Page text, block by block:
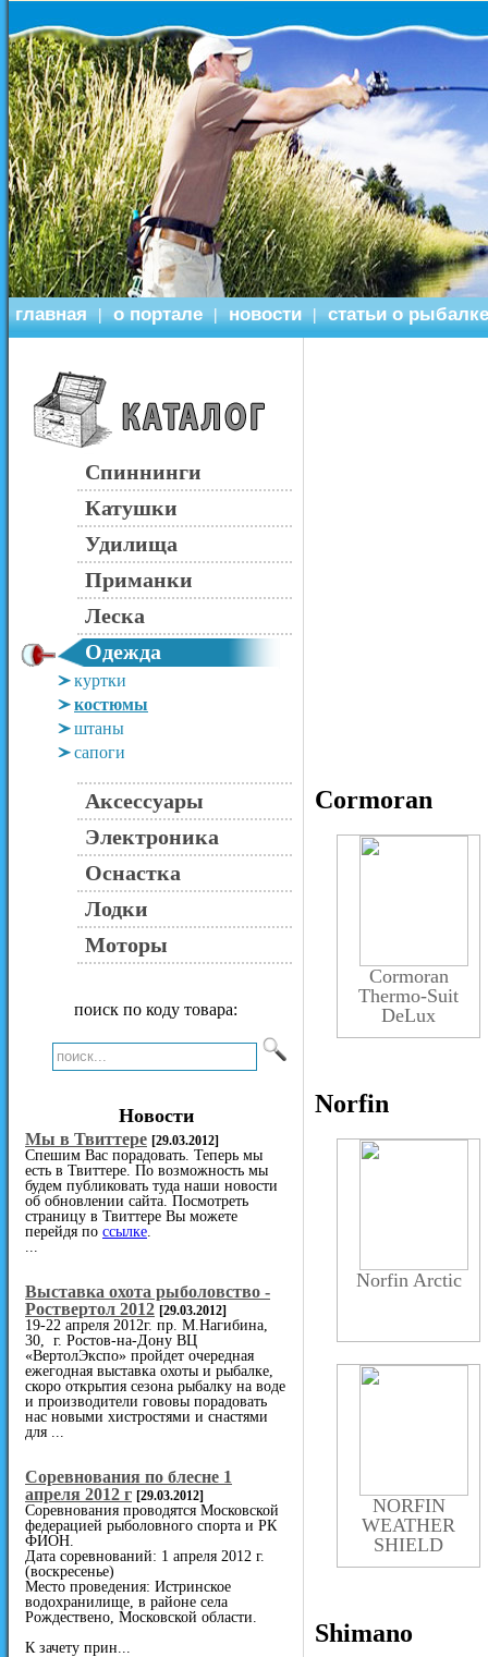
главная | о портале | новости | статьи о рыбалке
Спиннинги
Катушки
Удилища
Приманки
Леска
Одежда
куртки
костюмы
штаны
сапоги
Аксессуары
Электроника
Оснастка
Лодки
Моторы
поиск по коду товара:
Новости
Мы в Твиттере [29.03.2012]
Спешим Вас порадовать. Теперь мы
есть в Твиттере. По возможность мы
будем публиковать туда наши новости
об обновлении сайта. Посмотреть
страницу в Твиттере Вы можете
перейдя по ссылке
Выставка охота рыболовство -
Роствертол 2012 [29.03.2012]
19-22 апреля 2012г. пр. М.Нагибина,
30, г. Ростов-на-Дону ВЦ
«ВертолЭкспо» пройдет очередная
ежегодная выставка охоты и рыбалке,
скоро открытия сезона рыбалку на воде
и производители гововы порадовать
нас новыми хистростями и снастями
для ...
Cоревнования по блесне 1
апреля 2012 г [29.03.2012]
Соревнования проводятся Московской
федерацией рыболовного спорта и РК
ФИОН.
Дата соревнований: 1 апреля 2012 г.
(воскресенье)
Место проведения: Истринское
водохранилище, в районе села
Рождествено, Московской области.
К зачету прин...
Cormoran
Cormoran
Thermo-Suit
DeLux
Norfin
Norfin Arctic
NORFIN
WEATHER
SHIELD
Shimano